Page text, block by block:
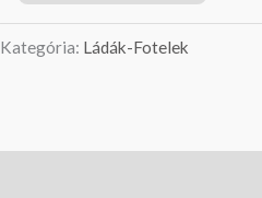
Kategória: Ládák-Fotelek